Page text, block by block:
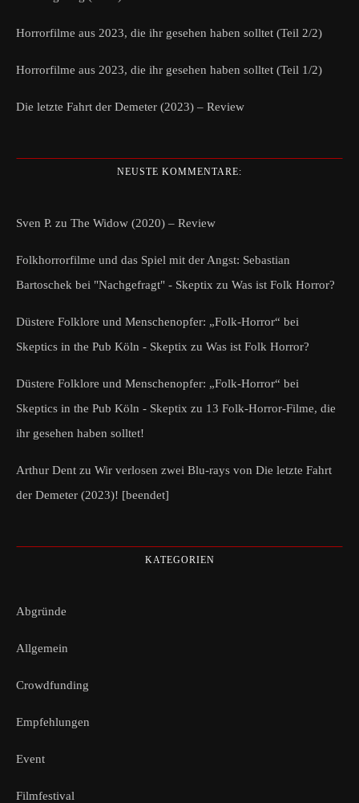
Horrorfilme aus 2023, die ihr gesehen haben solltet (Teil 2/2)
Horrorfilme aus 2023, die ihr gesehen haben solltet (Teil 1/2)
Die letzte Fahrt der Demeter (2023) – Review
NEUSTE KOMMENTARE:
Sven P. zu The Widow (2020) – Review
Folkhorrorfilme und das Spiel mit der Angst: Sebastian
Bartoschek bei "Nachgefragt" - Skeptix zu Was ist Folk Horror?
Düstere Folklore und Menschenopfer: „Folk-Horror“ bei
Skeptics in the Pub Köln - Skeptix zu Was ist Folk Horror?
Düstere Folklore und Menschenopfer: „Folk-Horror“ bei
Skeptics in the Pub Köln - Skeptix zu 13 Folk-Horror-Filme, die
ihr gesehen haben solltet!
Arthur Dent zu Wir verlosen zwei Blu-rays von Die letzte Fahrt
der Demeter (2023)! [beendet]
KATEGORIEN
Abgründe
Allgemein
Crowdfunding
Empfehlungen
Event
Filmfestival